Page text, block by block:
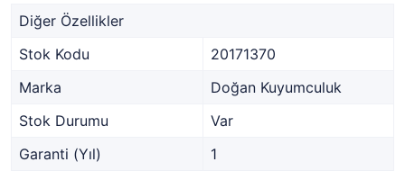
Diğer Özellikler
Stok Kodu
20171370
Marka
Doğan Kuyumculuk
Stok Durumu
Var
Garanti (Yıl)
1